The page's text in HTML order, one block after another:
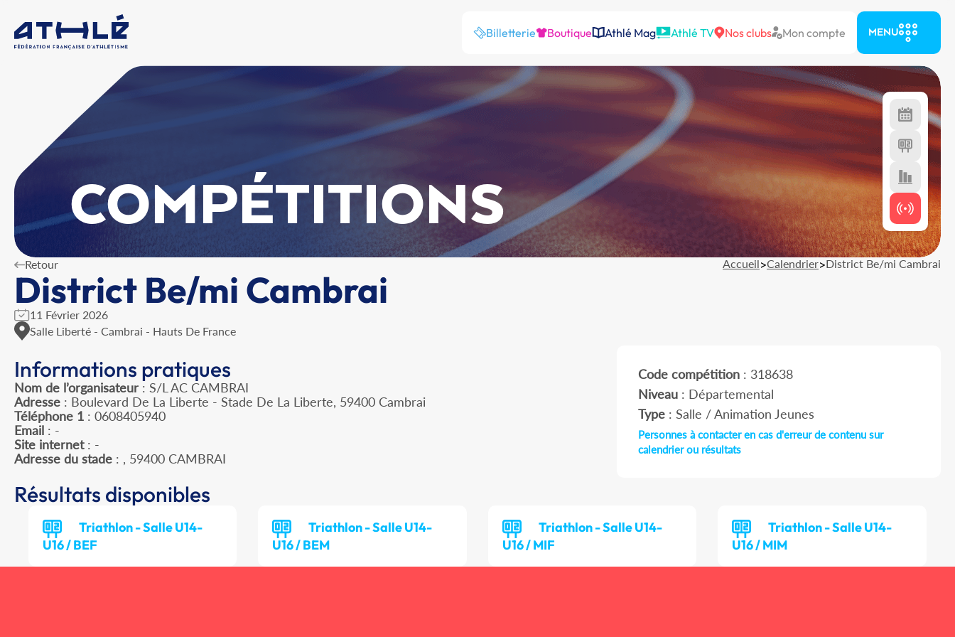
Billetterie Boutique Athlé Mag Athlé TV Nos clubs Mon compte MENU
COMPÉTITIONS
Retour Accueil>Calendrier>District Be/mi Cambrai
District Be/mi Cambrai
11 Février 2026
Salle Liberté - Cambrai - Hauts De France
Informations pratiques
Nom de l’organisateur : S/L AC CAMBRAI
Adresse : Boulevard De La Liberte - Stade De La Liberte, 59400 Cambrai
Téléphone 1 : 0608405940
Email : -
Site internet: -
Adresse du stade : , 59400 CAMBRAI
Code compétition: 318638
Niveau: Départemental
Type: Salle / Animation Jeunes
Personnes à contacter en cas d'erreur de contenu sur
calendrier ou résultats
Résultats disponibles
Triathlon - Salle U14-
U16 / BEF
Triathlon - Salle U14-
U16 / BEM
Triathlon - Salle U14-
U16 / MIF
Triathlon - Salle U14-
U16 / MIM